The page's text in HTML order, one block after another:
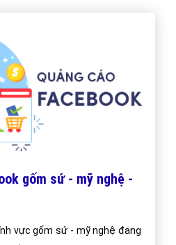
gốm sứ - mỹ nghệ -
vực gốm sứ - mỹ nghệ đang